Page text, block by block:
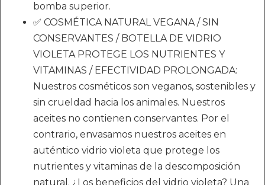
bomba superior.
✅ COSMÉTICA NATURAL VEGANA / SIN
CONSERVANTES / BOTELLA DE VIDRIO
VIOLETA PROTEGE LOS NUTRIENTES Y
VITAMINAS / EFECTIVIDAD PROLONGADA:
Nuestros cosméticos son veganos, sostenibles y
sin crueldad hacia los animales. Nuestros
aceites no contienen conservantes. Por el
contrario, envasamos nuestros aceites en
auténtico vidrio violeta que protege los
nutrientes y vitaminas de la descomposición
natural. ¿Los beneficios del vidrio violeta? Una